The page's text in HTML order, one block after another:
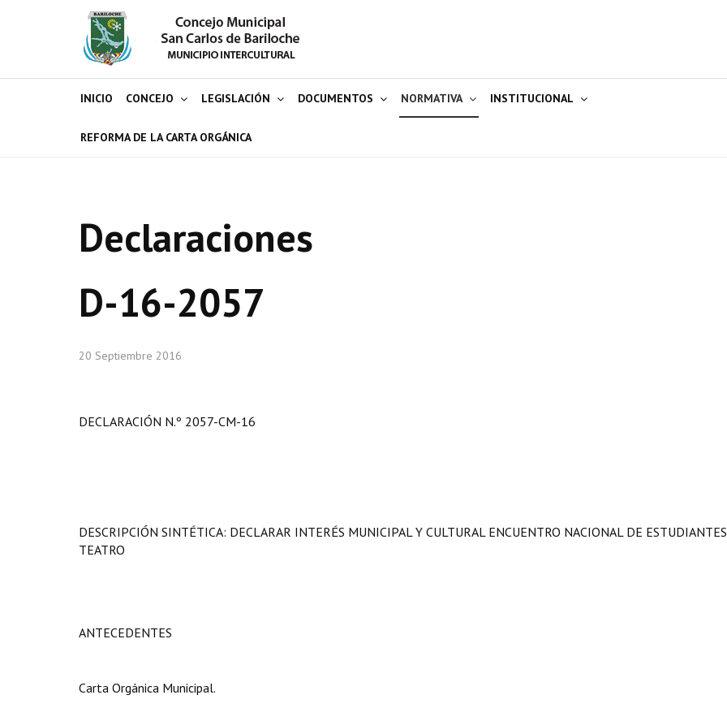
INICIO CONCEJO LEGISLACIÓN DOCUMENTOS NORMATIVA INSTITUCIONAL
REFORMA DE LA CARTA ORGÁNICA
Declaraciones
D-16-2057
20 Septiembre 2016
DECLARACIÓN N.º 2057-CM-16
DESCRIPCIÓN SINTÉTICA: DECLARAR INTERÉS MUNICIPAL Y CULTURAL ENCUENTRO NACIONAL DE
TEATRO
ANTECEDENTES
Carta Orgánica Municipal.